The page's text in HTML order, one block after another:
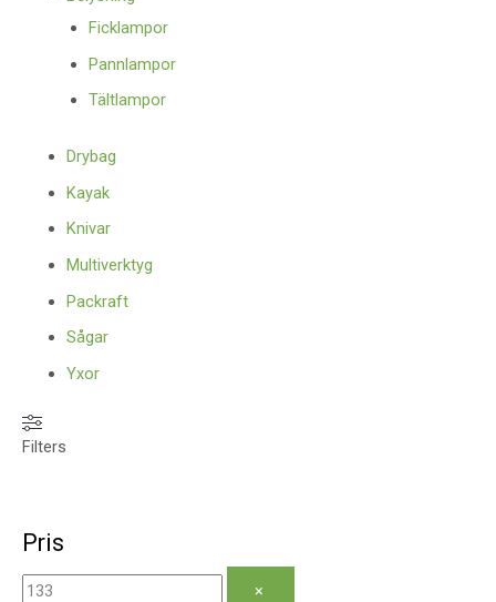
Ficklampor
Pannlampor
Tältlampor
Drybag
Kayak
Knivar
Multiverktyg
Packraft
Sågar
Yxor
Filters
Pris
×